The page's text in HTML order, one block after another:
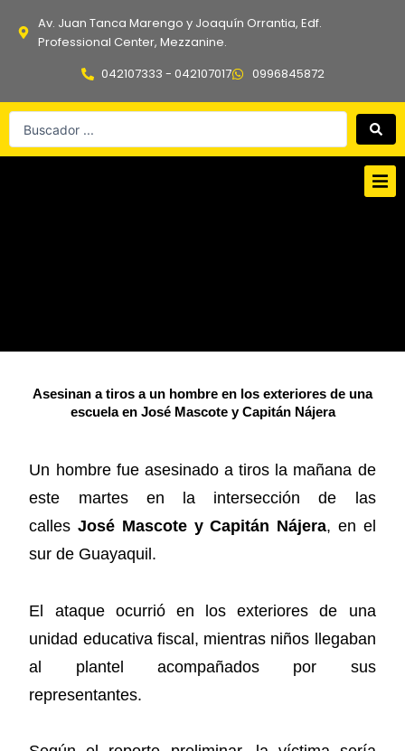
Av. Juan Tanca Marengo y Joaquín Orrantia, Edf.
Professional Center, Mezzanine.
042107333 - 042107017
0996845872
Search
Asesinan a tiros a un hombre en los exteriores de una
escuela en José Mascote y Capitán Nájera
Un hombre fue asesinado a tiros la mañana de
este martes en la intersección de las
callesJosé Mascote y Capitán Nájera, en el
sur de Guayaquil.
El ataque ocurrió en los exteriores de una
unidad educativa fiscal, mientras niños llegaban
al plantel acompañados por sus
representantes.